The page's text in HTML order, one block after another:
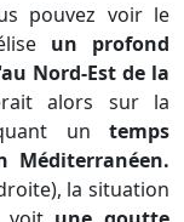
un profond
Nord-Est de la
alors sur la
un temps
Méditerranéen.
la situation